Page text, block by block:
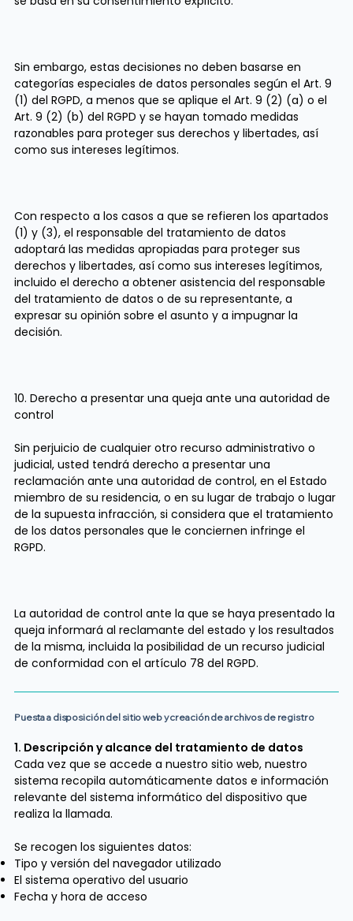
Sin embargo, estas decisiones no deben basarse en
categorías especiales de datos personales según el Art. 9
(1) del RGPD, a menos que se aplique el Art. 9 (2) (a) o el
Art. 9 (2) (b) del RGPD y se hayan tomado medidas
razonables para proteger sus derechos y libertades, así
como sus intereses legítimos.
Con respecto a los casos a que se refieren los apartados
(1) y (3), el responsable del tratamiento de datos
adoptará las medidas apropiadas para proteger sus
derechos y libertades, así como sus intereses legítimos,
incluido el derecho a obtener asistencia del responsable
del tratamiento de datos o de su representante, a
expresar su opinión sobre el asunto y a impugnar la
decisión.
10. Derecho a presentar una queja ante una autoridad de
control
Sin perjuicio de cualquier otro recurso administrativo o
judicial, usted tendrá derecho a presentar una
reclamación ante una autoridad de control, en el Estado
miembro de su residencia, o en su lugar de trabajo o lugar
de la supuesta infracción, si considera que el tratamiento
de los datos personales que le conciernen infringe el
RGPD.
La autoridad de control ante la que se haya presentado la
queja informará al reclamante del estado y los resultados
de la misma, incluida la posibilidad de un recurso judicial
de conformidad con el artículo 78 del RGPD.
Puesta a disposición del sitio web y creación de archivos de registro
1. Descripción y alcance del tratamiento de datos
Cada vez que se accede a nuestro sitio web, nuestro
sistema recopila automáticamente datos e información
relevante del sistema informático del dispositivo que
realiza la llamada.
Se recogen los siguientes datos:
Tipo y versión del navegador utilizado
El sistema operativo del usuario
Fecha y hora de acceso